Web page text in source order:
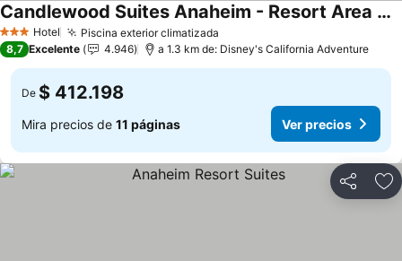
3 Estrellas
Hotel Piscina exterior climatizada
Candlewood Suites Anaheim - Resort Area by IHG
8,7 Excelente 4.946 a 1.3 km de: Disney's California Adventure
De $ 412.198
Mira precios de 11 páginas Ver precios
Compartir